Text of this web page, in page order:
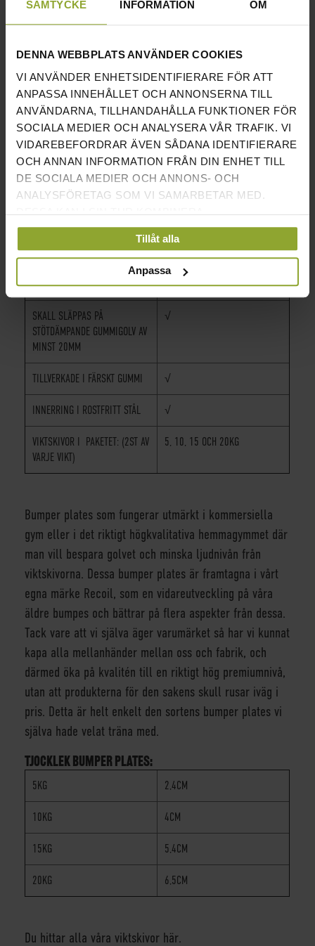
SAMTYCKE INFORMATION OM
DENNA WEBBPLATS ANVÄNDER COOKIES
VI ANVÄNDER ENHETSIDENTIFIERARE FÖR ATT
ANPASSA INNEHÅLLET OCH ANNONSERNA TILL
ANVÄNDARNA, TILLHANDAHÅLLA FUNKTIONER FÖR
SOCIALA MEDIER OCH ANALYSERA VÅR TRAFIK. VI
VIDAREBEFORDRAR ÄVEN SÅDANA IDENTIFIERARE
OCH ANNAN INFORMATION FRÅN DIN ENHET TILL
DE SOCIALA MEDIER OCH ANNONS- OCH
ANALYSFÖRETAG SOM VI SAMARBETAR MED.
DESSA KAN I SIN TUR KOMBINERA
INFORMATIONEN MED ANNAN INFORMATION SOM
DU HAR TILLHANDAHÅLLIT ELLER SOM DE HAR
SAMLAT IN NÄR DU HAR ANVÄNT DERAS
Tillåt alla
Anpassa
precision vid varje lyft.
50,4MM)
BUMPER PLATES MED
STANDARDDIAMETER OAVSETT
VIKT
√
STANDARDISERAD
FÄRGKODNING PÅ SKIVORNA
√
MAXAVVIKELSE VIKT 0,7%
TESTADE FÖR 20.000SLÄPP √
SKALL SLÄPPAS PÅ
STÖTDÄMPANDE GUMMIGOLV AV
MINST 20MM
√
TILLVERKADE I FÄRSKT GUMMI √
INNERRING I ROSTFRITT STÅL √
VIKTSKIVOR I PAKETET: (2ST AV
VARJE VIKT)
5, 10, 15 OCH 20KG
Bumper plates som fungerar utmärkt i kommersiella
gym eller i det riktigt högkvalitativa hemmagymmet där
man vill bespara golvet och minska ljudnivån från
viktskivorna. Dessa bumper plates är framtagna i vårt
egna märke Recoil, som en vidareutveckling på våra
äldre bumpes och bättrar på flera aspekter från dessa.
Tack vare att vi själva äger varumärket så har vi kunnat
kapa alla mellanhänder mellan oss och fabrik, och
därmed öka på kvalitén till en riktigt hög premiumnivå,
utan att produkterna för den sakens skull rusar iväg i
pris. Detta är helt enkelt den sortens bumper plates vi
själva hade velat träna med.
TJOCKLEK BUMPER PLATES:
5KG 2,4CM
10KG 4CM
15KG 5,4CM
20KG 6,5CM
Du hittar alla våra viktskivor här.